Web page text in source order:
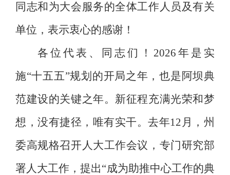
同志和为大会服务的全体工作人员及有关
单位，表示衷心的感谢！
各位代表、同志们！ 2026 年是实
施“十五五”规划的开局之年，也是阿坝典
范建设的关键之年。新征程充满光荣和梦
想，没有捷径，唯有实干。去年12 月，州
委高规格召开人大工作会议，专门研究部
署人大工作，提出“成为助推中心工作的典